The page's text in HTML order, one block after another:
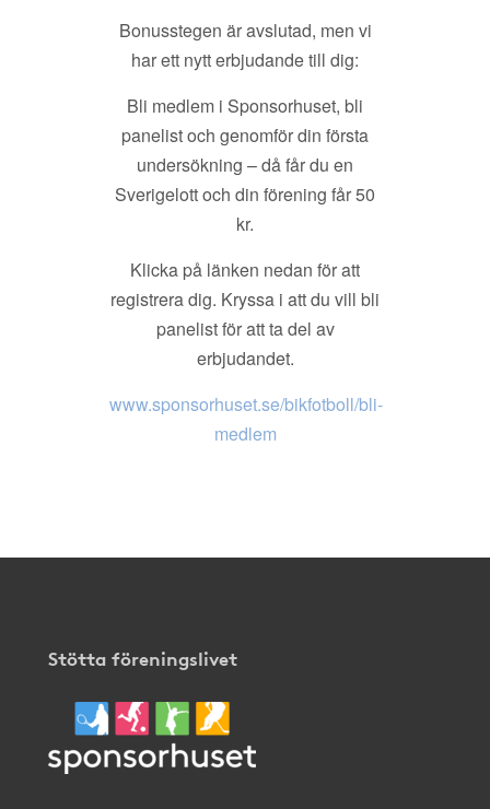
Bonusstegen är avslutad, men vi
har ett nytt erbjudande till dig:
Bli medlem i Sponsorhuset, bli
panelist och genomför din första
undersökning – då får du en
Sverigelott och din förening får 50
kr.
Klicka på länken nedan för att
registrera dig. Kryssa i att du vill bli
panelist för att ta del av
erbjudandet.
www.sponsorhuset.se/bikfotboll/bli-
medlem
Stötta föreningslivet